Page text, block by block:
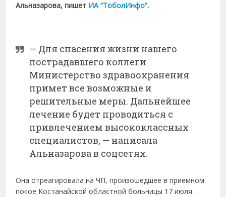
Альназарова, пишет ИА “ТоболИнфо”.
— Для спасения жизни нашего
пострадавшего коллеги
Министерство здравоохранения
примет все возможные и
решительные меры. Дальнейшее
лечение будет проводиться с
привлечением высококлассных
специалистов, — написала
Альназарова в соцсетях.
Она отреагировала на ЧП, произошедшее в приемном
покое Костанайской областной больницы 17 июля.